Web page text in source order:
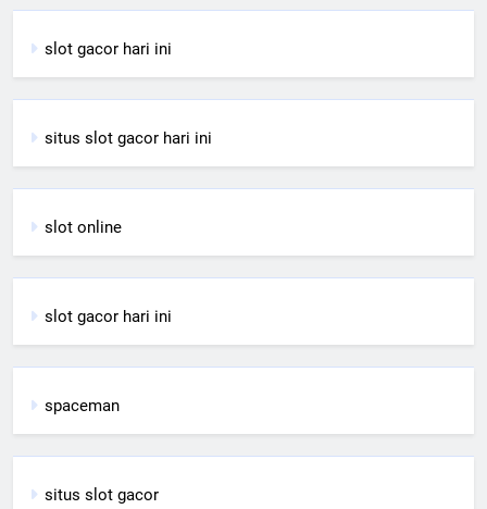
slot gacor hari ini
situs slot gacor hari ini
slot online
slot gacor hari ini
spaceman
situs slot gacor